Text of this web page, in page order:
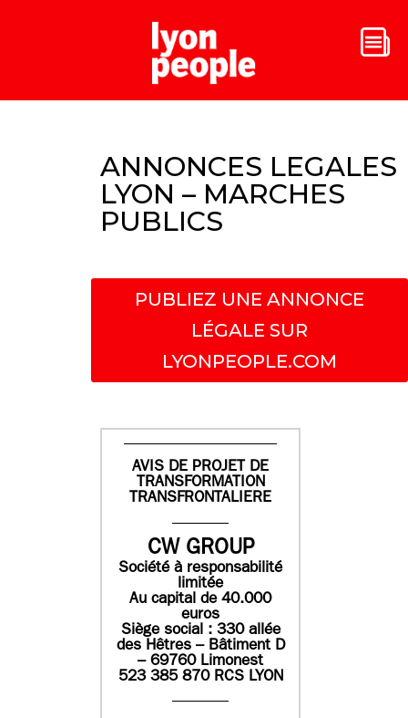
ANNONCES LEGALES
LYON – MARCHES
PUBLICS
PUBLIEZ UNE ANNONCE
LÉGALE SUR
LYONPEOPLE.COM
AVIS DE PROJET DE
TRANSFORMATION
TRANSFRONTALIERE
CW GROUP
Société à responsabilité
limitée
Au capital de 40.000
euros
Siège social : 330 allée
des Hêtres – Bâtiment D
– 69760 Limonest
523 385 870 RCS LYON